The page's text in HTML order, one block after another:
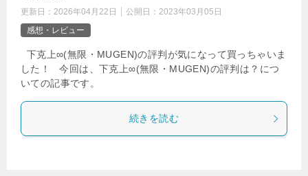
更新日： 2026年04月22日 公開日： 2023年03月05日
感想・レビュー
下克上∞(無限・MUGEN)の評判が気になって買っちゃいま
した！ 今回は、下克上∞(無限・MUGEN)の評判は？につ
いての記事です。
続きを読む